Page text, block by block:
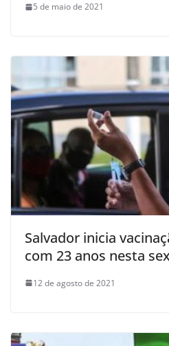
5 de maio de 2021
Salvador inicia
com 23 anos nesta
12 de agosto de 2021